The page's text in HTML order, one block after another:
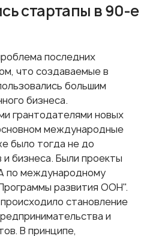
стартапы в 90-е
последних
что создаваемые в
большим
бизнеса.
грантодателями новых
международные
было тогда не до
бизнеса. Были проекты
по международному
развития ООН".
становление
и
В принципе,